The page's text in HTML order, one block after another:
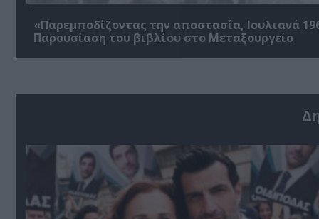
«Παρεμποδίζοντας την αποστασία, Ιουλιανά
Παρουσίαση του βιβλίου στο Μεταξουργείο